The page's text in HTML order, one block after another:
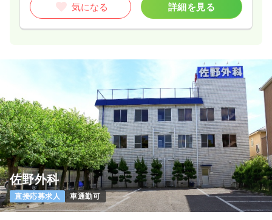
気になる 詳細を見る
佐野外科
直接応募求人 車通勤可